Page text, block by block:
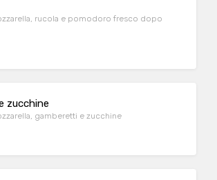
rucola e pomodoro fresco dopo
zucchine
gamberetti e zucchine